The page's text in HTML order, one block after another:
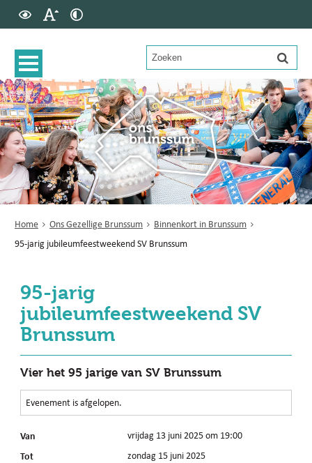
Home Ons Gezellige Brunssum
Binnenkort in Brunssum
95-jarig jubileumfeestweekend SV Brunssum
95-jarig
jubileumfeestweekend SV
Brunssum
Vier het 95 jarige van SV Brunssum
Evenement is afgelopen.
Van vrijdag 13 juni 2025 om 19:00
Tot zondag 15 juni 2025